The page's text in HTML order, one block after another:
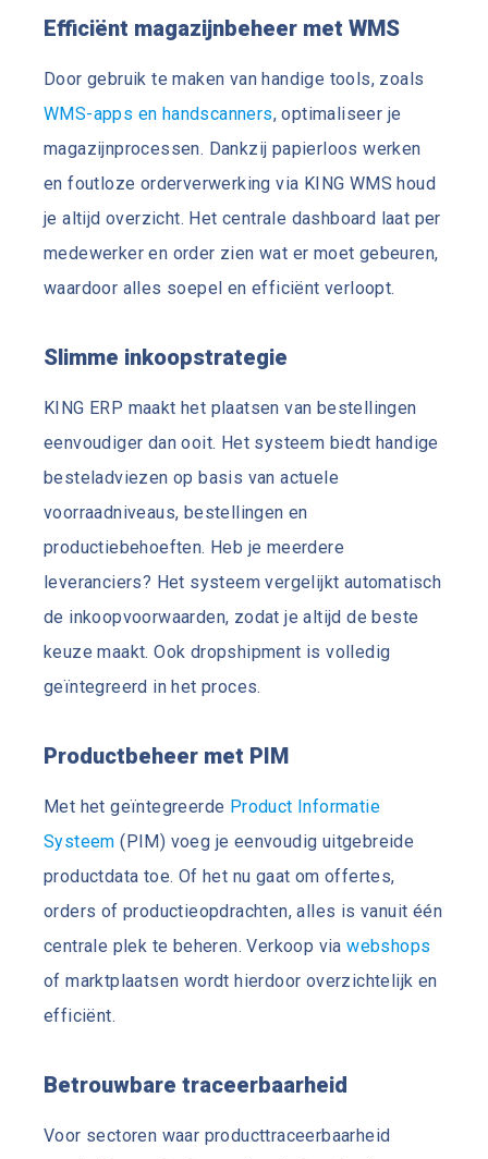
Efficiënt magazijnbeheer met WMS
Door gebruik te maken van handige tools, zoals
WMS-apps en handscanners, optimaliseer je
magazijnprocessen. Dankzij papierloos werken
en foutloze orderverwerking via KING WMS houd
je altijd overzicht. Het centrale dashboard laat per
medewerker en order zien wat er moet gebeuren,
waardoor alles soepel en efficiënt verloopt.
Slimme inkoopstrategie
KING ERP maakt het plaatsen van bestellingen
eenvoudiger dan ooit. Het systeem biedt handige
besteladviezen op basis van actuele
voorraadniveaus, bestellingen en
productiebehoeften. Heb je meerdere
leveranciers? Het systeem vergelijkt automatisch
de inkoopvoorwaarden, zodat je altijd de beste
keuze maakt. Ook dropshipment is volledig
geïntegreerd in het proces.
Productbeheer met PIM
Met het geïntegreerde Product Informatie
Systeem (PIM) voeg je eenvoudig uitgebreide
productdata toe. Of het nu gaat om offertes,
orders of productieopdrachten, alles is vanuit één
centrale plek te beheren. Verkoop viawebshops
of marktplaatsen wordt hierdoor overzichtelijk en
efficiënt.
Betrouwbare traceerbaarheid
Voor sectoren waar producttraceerbaarheid